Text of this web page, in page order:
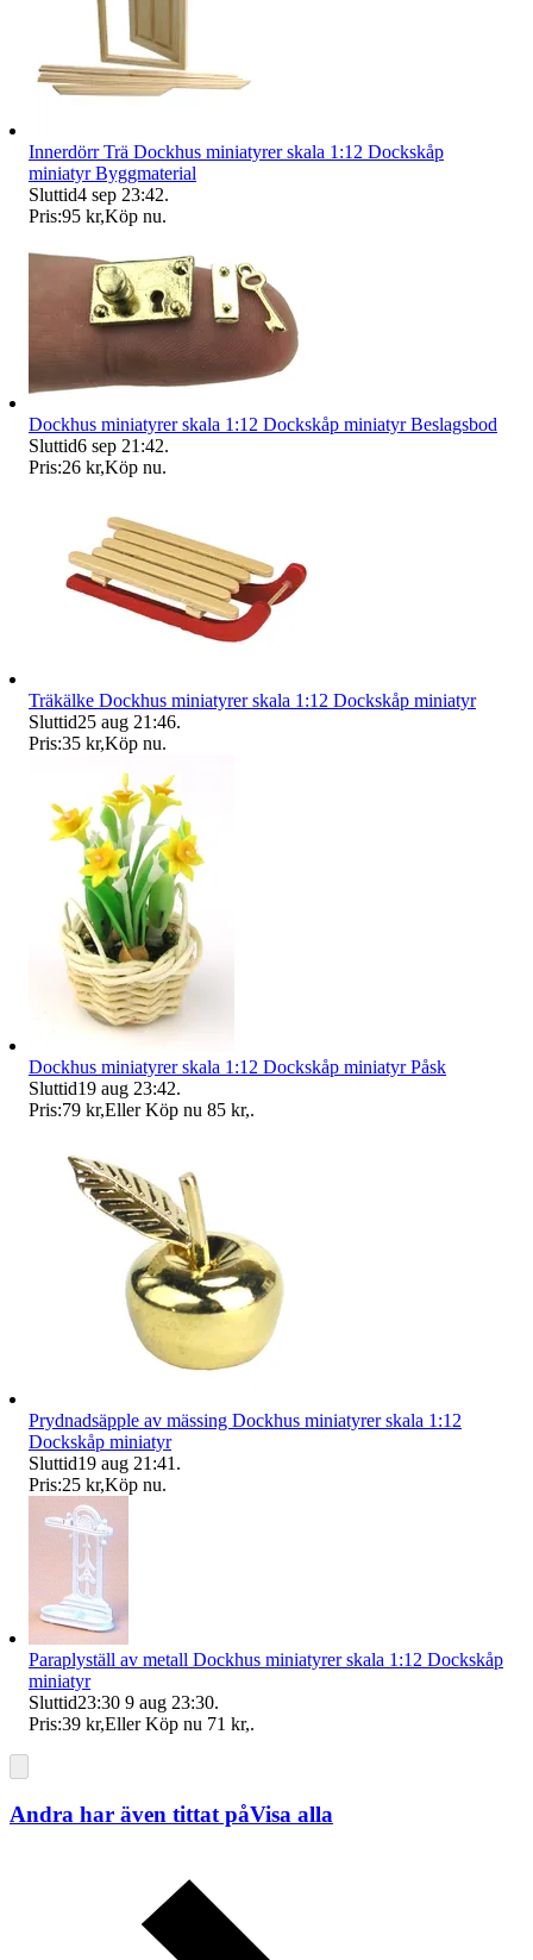
Innerdörr Trä Dockhus miniatyrer skala 1:12 Dockskåp
miniatyr Byggmaterial
Sluttid4 sep 23:42.
Pris:95 kr,Köp nu.
Dockhus miniatyrer skala 1:12 Dockskåp miniatyr Beslagsbod
Sluttid6 sep 21:42.
Pris:26 kr,Köp nu.
Träkälke Dockhus miniatyrer skala 1:12 Dockskåp miniatyr
Sluttid25 aug 21:46.
Pris:35 kr,Köp nu.
Dockhus miniatyrer skala 1:12 Dockskåp miniatyr Påsk
Sluttid19 aug 23:42.
Pris:79 kr,Eller Köp nu 85 kr,.
Prydnadsäpple av mässing Dockhus miniatyrer skala 1:12
Dockskåp miniatyr
Sluttid19 aug 21:41 .
Pris:25 kr,Köp nu.
Paraplyställ av metall Dockhus miniatyrer skala 1:12 Dockskåp
miniatyr
Sluttid23:30 9 aug 23:30.
Pris:39 kr,Eller Köp nu 71 kr,.
Andra har även tittat påVisa alla